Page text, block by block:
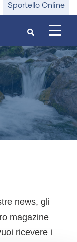
Sportello Online
news, gli
magazine
ricevere i